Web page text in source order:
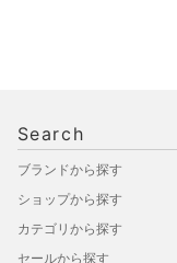
Search
ブランドから探す
ショップから探す
カテゴリから探す
セールから探す